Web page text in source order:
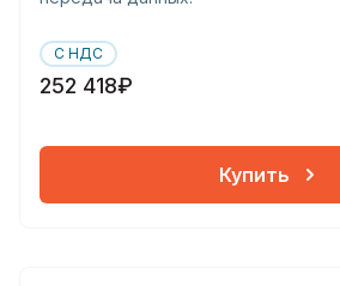
С НДС
252 418₽
Купить